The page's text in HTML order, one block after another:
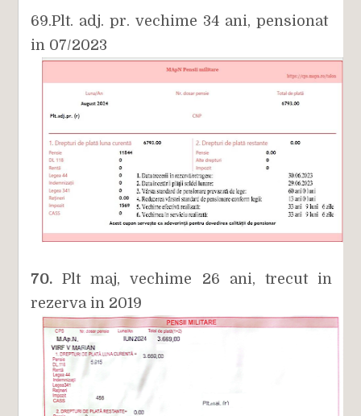
69.Plt. adj. pr. vechime 34 ani, pensionat
in 07/2023
70. Plt maj, vechime 26 ani, trecut in
rezerva in 2019